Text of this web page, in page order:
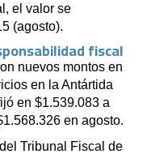
el valor se
(agosto).
fiscal
nuevos montos en
en la Antártida
en $1.539.083 a
en agosto.
Tribunal Fiscal de